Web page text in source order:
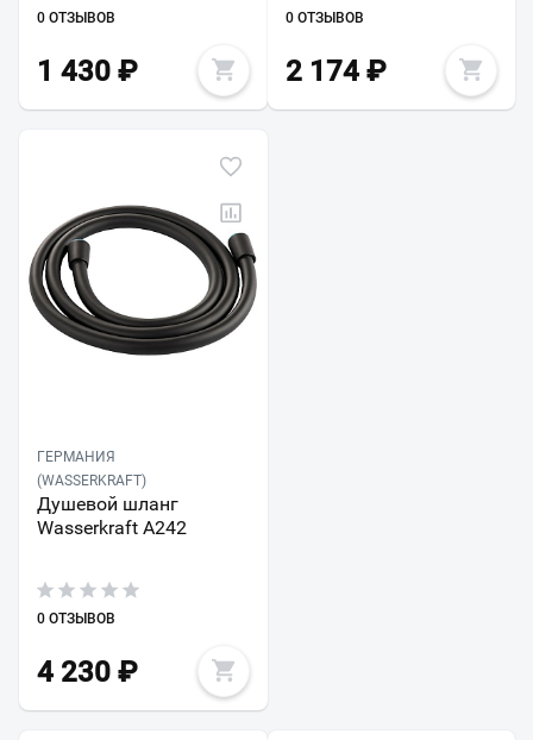
0 ОТЗЫВОВ
1 430 ₽
0 ОТЗЫВОВ
2 174₽
ГЕРМАНИЯ
(WASSERKRAFT)
Душевой шланг
Wasserkraft A242
0 ОТЗЫВОВ
4 230 ₽